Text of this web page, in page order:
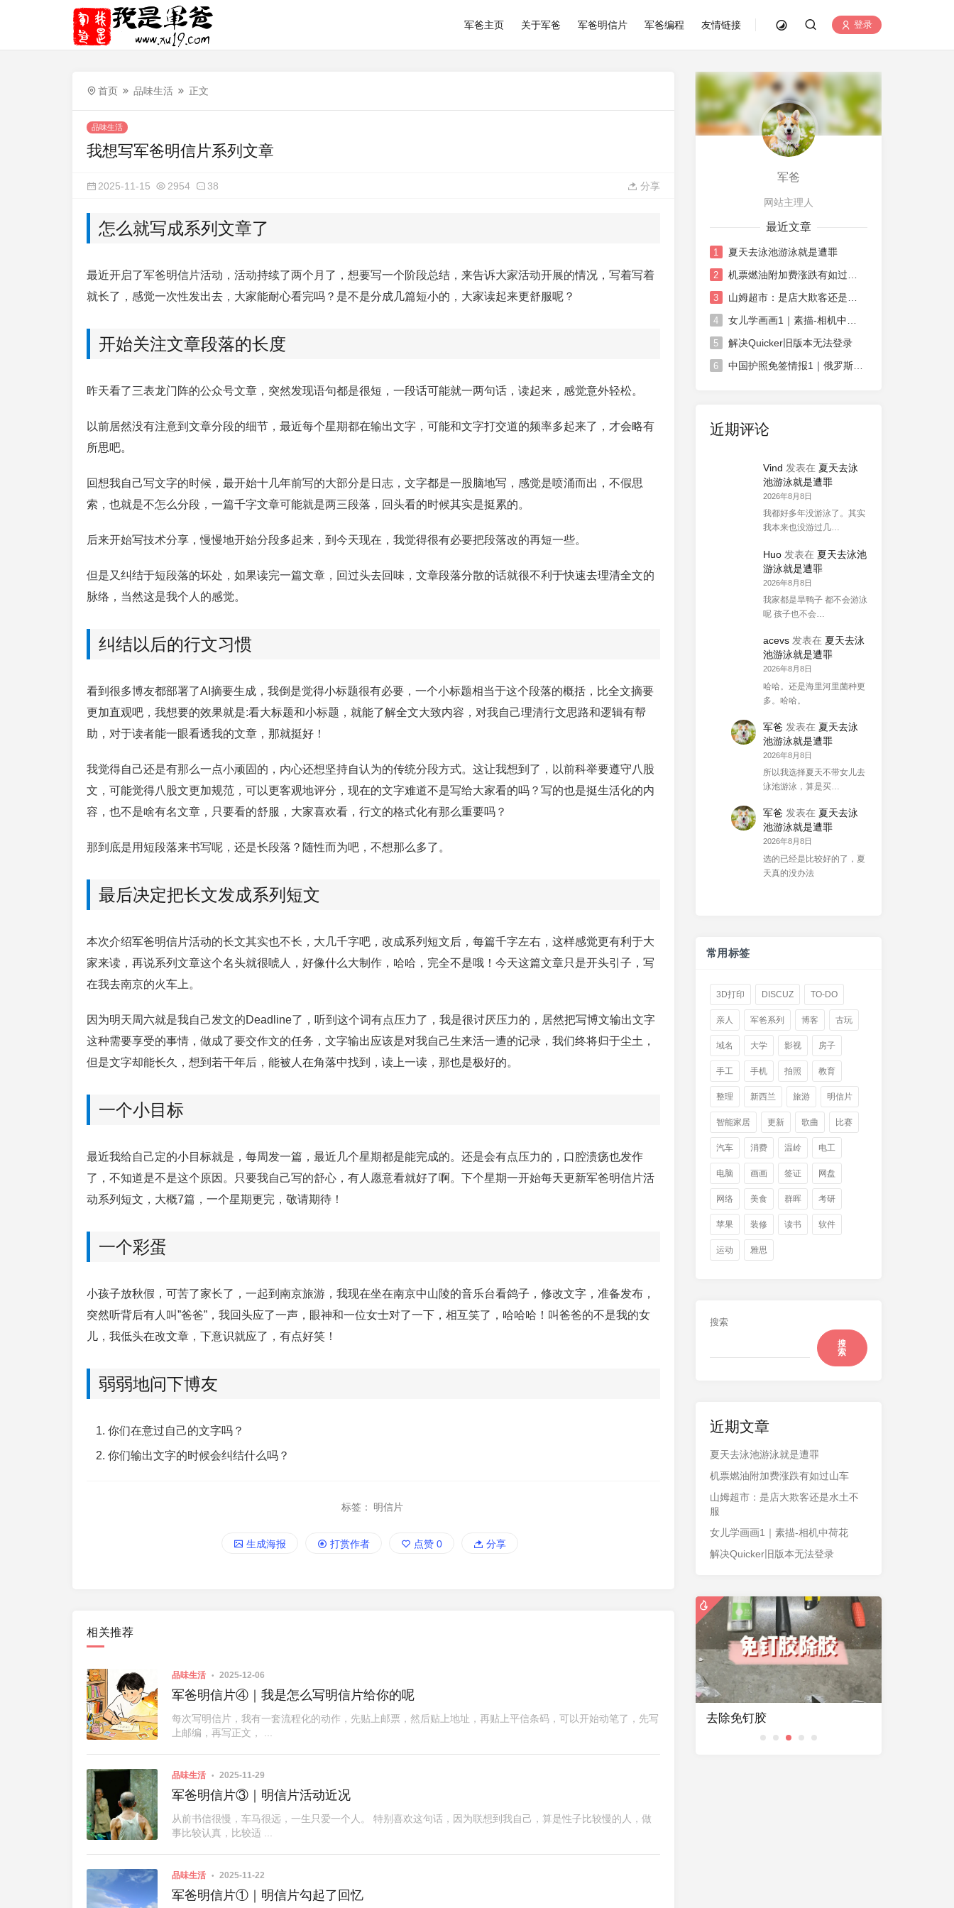
军爸主页 关于军爸 军爸明信片 军爸编程 友情链接 登录
首页 品味生活 正文
品味生活
我想写军爸明信片系列文章
2025-11-15 2954 38 分享
怎么就写成系列文章了
最近开启了军爸明信片活动，活动持续了两个月了，想要写一个阶段总结，来告诉大家活动开展的情况，写着写着
就长了，感觉一次性发出去，大家能耐心看完吗？是不是分成几篇短小的，大家读起来更舒服呢？
开始关注文章段落的长度
昨天看了三表龙门阵的公众号文章，突然发现语句都是很短，一段话可能就一两句话，读起来，感觉意外轻松。
以前居然没有注意到文章分段的细节，最近每个星期都在输出文字，可能和文字打交道的频率多起来了，才会略有
所思吧。
回想我自己写文字的时候，最开始十几年前写的大部分是日志，文字都是一股脑地写，感觉是喷涌而出，不假思
索，也就是不怎么分段，一篇千字文章可能就是两三段落，回头看的时候其实是挺累的。
后来开始写技术分享，慢慢地开始分段多起来，到今天现在，我觉得很有必要把段落改的再短一些。
但是又纠结于短段落的坏处，如果读完一篇文章，回过头去回味，文章段落分散的话就很不利于快速去理清全文的
脉络，当然这是我个人的感觉。
纠结以后的行文习惯
看到很多博友都部署了AI摘要生成，我倒是觉得小标题很有必要，一个小标题相当于这个段落的概括，比全文摘要
更加直观吧，我想要的效果就是:看大标题和小标题，就能了解全文大致内容，对我自己理清行文思路和逻辑有帮
助，对于读者能一眼看透我的文章，那就挺好！
我觉得自己还是有那么一点小顽固的，内心还想坚持自认为的传统分段方式。这让我想到了，以前科举要遵守八股
文，可能觉得八股文更加规范，可以更客观地评分，现在的文字难道不是写给大家看的吗？写的也是挺生活化的内
容，也不是啥有名文章，只要看的舒服，大家喜欢看，行文的格式化有那么重要吗？
那到底是用短段落来书写呢，还是长段落？随性而为吧，不想那么多了。
最后决定把长文发成系列短文
本次介绍军爸明信片活动的长文其实也不长，大几千字吧，改成系列短文后，每篇千字左右，这样感觉更有利于大
家来读，再说系列文章这个名头就很唬人，好像什么大制作，哈哈，完全不是哦！今天这篇文章只是开头引子，写
在我去南京的火车上。
因为明天周六就是我自己发文的Deadline了，听到这个词有点压力了，我是很讨厌压力的，居然把写博文输出文字
这种需要享受的事情，做成了要交作文的任务，文字输出应该是对我自己生来活一遭的记录，我们终将归于尘土，
但是文字却能长久，想到若干年后，能被人在角落中找到，读上一读，那也是极好的。
一个小目标
最近我给自己定的小目标就是，每周发一篇，最近几个星期都是能完成的。还是会有点压力的，口腔溃疡也发作
了，不知道是不是这个原因。只要我自己写的舒心，有人愿意看就好了啊。下个星期一开始每天更新军爸明信片活
动系列短文，大概7篇，一个星期更完，敬请期待！
一个彩蛋
小孩子放秋假，可苦了家长了，一起到南京旅游，我现在坐在南京中山陵的音乐台看鸽子，修改文字，准备发布，
突然听背后有人叫”爸爸”，我回头应了一声，眼神和一位女士对了一下，相互笑了，哈哈哈！叫爸爸的不是我的女
儿，我低头在改文章，下意识就应了，有点好笑！
弱弱地问下博友
你们在意过自己的文字吗？
你们输出文字的时候会纠结什么吗？
标签： 明信片
生成海报 打赏作者 点赞 0 分享
相关推荐
品味生活 2025-12-06
军爸明信片④｜我是怎么写明信片给你的呢
每次写明信片，我有一套流程化的动作，先贴上邮票，然后贴上地址，再贴上平信条码，可以开始动笔了，先写
上邮编，再写正文， ...
品味生活 2025-11-29
军爸明信片③｜明信片活动近况
从前书信很慢，车马很远，一生只爱一个人。 特别喜欢这句话，因为联想到我自己，算是性子比较慢的人，做
事比较认真，比较适 ...
品味生活 2025-11-22
军爸明信片①｜明信片勾起了回忆
军爸
网站主理人
最近文章
1 夏天去泳池游泳就是遭罪
2
3
4
5 解决Quicker旧版本无法登录
6 中国护照免签情报1｜俄罗斯对中国免签政策延长
近期评论
Vind 发表在 夏天去泳
池游泳就是遭罪
2026年8月8日
我都好多年没游泳了。其实
我本来也没游过几…
Huo 发表在 夏天去泳池
游泳就是遭罪
2026年8月8日
我家都是旱鸭子 都不会游泳
呢 孩子也不会…
acevs 发表在 夏天去泳
池游泳就是遭罪
2026年8月8日
哈哈。还是海里河里菌种更
多。哈哈。
军爸 发表在 夏天去泳
池游泳就是遭罪
2026年8月8日
所以我选择夏天不带女儿去
泳池游泳，算是买…
军爸 发表在 夏天去泳
池游泳就是遭罪
2026年8月8日
选的已经是比较好的了，夏
天真的没办法
常用标签
3D打印 DISCUZ TO-DO
亲人 军爸系列 博客 古玩
域名 大学 影视 房子
手工 手机 拍照 教育
整理 新西兰 旅游 明信片
智能家居 更新 歌曲 比赛
汽车 消费 温岭 电工
电脑 画画 签证 网盘
网络 美食 群晖 考研
苹果 装修 读书 软件
运动 雅思
搜索
搜
索
近期文章
夏天去泳池游泳就是遭罪
机票燃油附加费涨跌有如过山车
山姆超市：是店大欺客还是水土不
服
女儿学画画1｜素描-相机中荷花
解决Quicker旧版本无法登录
2011-7-15 斐讯K2刷机 去除免钉胶 再次折腾远程开机